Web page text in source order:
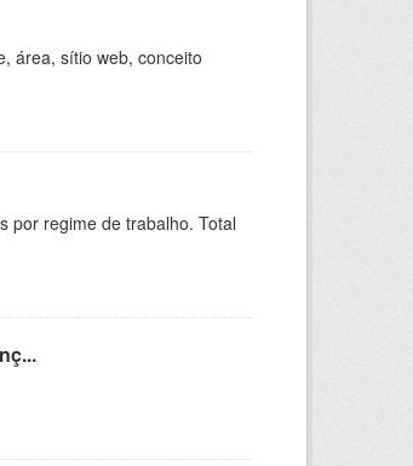
área, sítio web, conceito
por regime de trabalho. Total